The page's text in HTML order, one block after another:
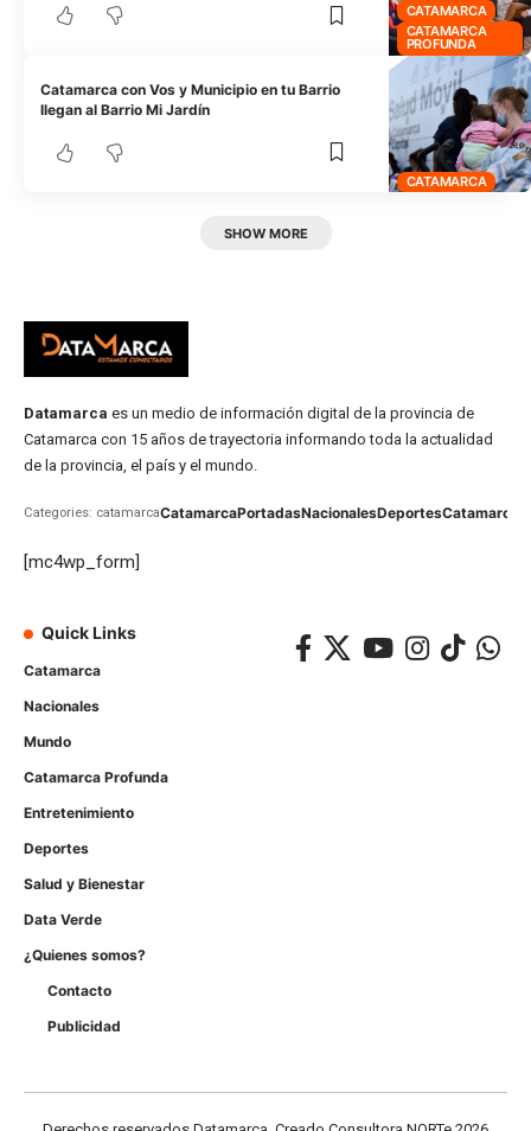
CATAMARCA
CATAMARCA
PROFUNDA
CATAMARCA
Catamarca con Vos y Municipio en tu Barrio
llegan al Barrio Mi Jardín
SHOW MORE
Datamarca es un medio de información digital de la provincia de
Catamarca con 15 años de trayectoria informando toda la actualidad
de la provincia, el país y el mundo.
Categories: catamarcaCatamarcaPortadasNacionalesDeportesCatamarca
[mc4wp_form]
Quick Links
Catamarca
Nacionales
Mundo
Catamarca Profunda
Entretenimiento
Deportes
Salud y Bienestar
Data Verde
¿Quienes somos?
Contacto
Publicidad